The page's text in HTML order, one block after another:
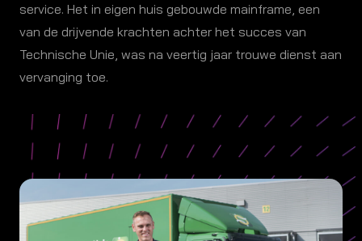
service. Het in eigen huis gebouwde mainframe, een
van de drijvende krachten achter het succes van
Technische Unie, was na veertig jaar trouwe dienst aan
vervanging toe.